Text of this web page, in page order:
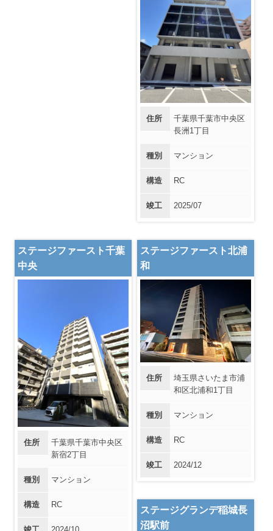
住所
千葉県千葉市中央区
長洲1丁目
種別 マンション
構造 RC
竣工 2025/07
ステージファースト千葉
中央
住所
千葉県千葉市中央区
新宿2丁目
種別 マンション
構造 RC
ステージファースト北浦
和
住所
埼玉県さいたま市浦
和区北浦和1丁目
種別 マンション
構造 RC
竣工 2024/12
ステージグランデ稲城長
沼駅前